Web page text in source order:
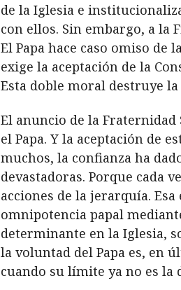
de la Iglesia e
con ellos. Sin embargo, a la
El Papa hace caso omiso
exige la aceptación de la
Esta doble moral destruye
El anuncio de la Fraternidad
el Papa. Y la aceptación de
muchos, la confianza ha
devastadoras. Porque cada
acciones de la jerarquía.
omnipotencia papal
determinante en la Iglesia,
la voluntad del Papa es, en
cuando su límite ya no es la